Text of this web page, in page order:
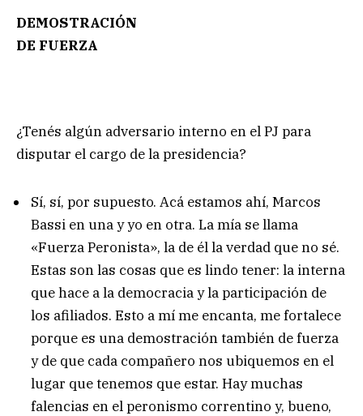
DEMOSTRACIÓN
DE FUERZA
¿Tenés algún adversario interno en el PJ para
disputar el cargo de la presidencia?
Sí, sí, por supuesto. Acá estamos ahí, Marcos
Bassi en una y yo en otra. La mía se llama
«Fuerza Peronista», la de él la verdad que no sé.
Estas son las cosas que es lindo tener: la interna
que hace a la democracia y la participación de
los afiliados. Esto a mí me encanta, me fortalece
porque es una demostración también de fuerza
y de que cada compañero nos ubiquemos en el
lugar que tenemos que estar. Hay muchas
falencias en el peronismo correntino y, bueno,